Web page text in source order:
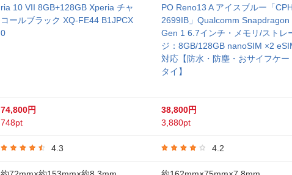
ria 10 VII 8GB+128GB Xperia チャ
コールブラック XQ-FE44 B1JPCX
0
74,800円
748pt
4.3
PO Reno13 A アイスブルー「
2699IB」Qualcomm Snapdragon
Gen 1 6.7インチ・メモリ/ストレ
ジ：8GB/128GB nanoSIM ×2
対応【防水・防塵・おサイフケー
タイ】
38,800円
3,880pt
4.2